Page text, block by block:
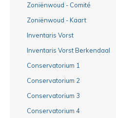
Zoniënwoud - Comité
Zoniënwoud - Kaart
Inventaris Vorst
Inventaris Vorst Berkendaal
Conservatorium 1
Conservatorium 2
Conservatorium 3
Conservatorium 4